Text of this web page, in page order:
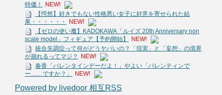
特価！
NEW!
【愕然】好きでもない性格悪い女子に好意を寄せられた結
果・・・・・・
NEW!
【ゼロの使い魔】KADOKAWA「ルイズ 20th Anniversary non
scale model」フィギュア【予約開始】
NEW!
統合失調症って何がどうヤバいの？「現実」と「妄想」の境界
が崩れるってマジ？
NEW!
春香「バレンタインデーだよ！」やよい「バレンティンで
ー……ですか？」
NEW!
Powered by livedoor 相互RSS